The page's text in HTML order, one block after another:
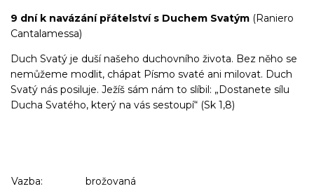
9 dní k navázání přátelství s Duchem Svatým (Raniero
Cantalamessa)
Duch Svatý je duší našeho duchovního života. Bez něho se
nemůžeme modlit, chápat Písmo svaté ani milovat. Duch
Svatý nás posiluje. Ježíš sám nám to slíbil: „Dostanete sílu
Ducha Svatého, který na vás sestoupí“ (Sk 1,8)
Vazba:
brožovaná